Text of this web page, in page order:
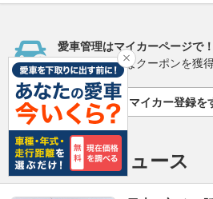
愛車管理はマイカーページで！
登録してお得なクーポンを獲
マイカー登録を
おすすめのニュース